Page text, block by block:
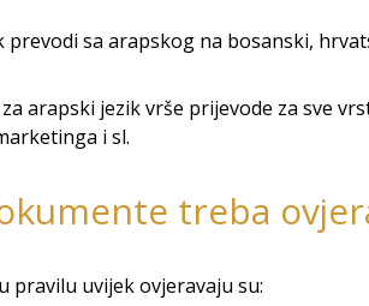
prevodi sa arapskog na bosanski,
arapski jezik vrše prijevode za sve
i sl.
treba
pravilu uvijek ovjeravaju su: